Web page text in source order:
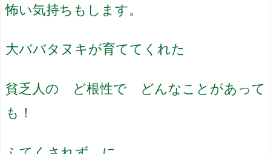
怖い気持ちもします。
大ババタヌキが育ててくれた
貧乏人の ど根性で どんなことがあって
も！